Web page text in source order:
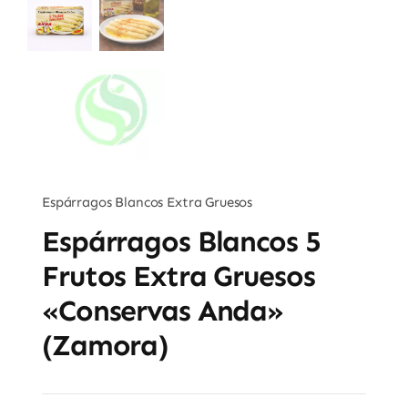
Espárragos Blancos Extra Gruesos
Espárragos Blancos 5
Frutos Extra Gruesos
«Conservas Anda»
(Zamora)